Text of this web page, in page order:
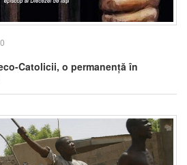
0
Catolicii, o permanență în